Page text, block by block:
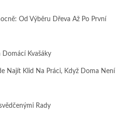
Od Výběru Dřeva Až Po První
Domácí Kvašáky
Najít Klid Na Práci, Když Doma Není
Rady